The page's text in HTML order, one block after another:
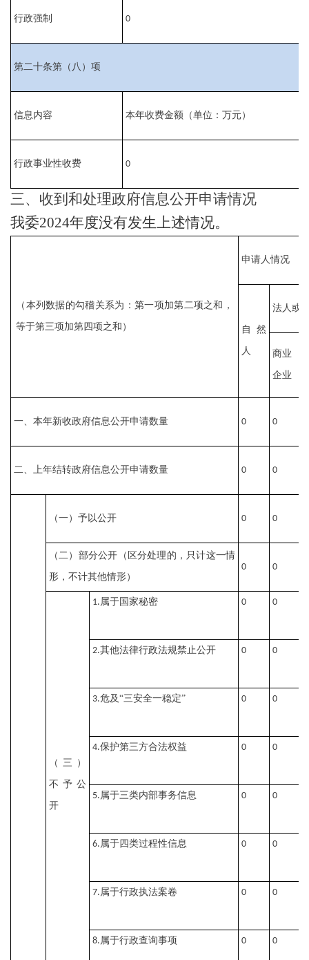
行政强制 0
第二十条第（八）项
信息内容 本年收费金额（单位：万元）
行政事业性收费 0
三、收到和处理政府信息公开申请情况
我委2024年度没有发生上述情况。
（本列数据的勾稽关系为：第一项加第二项之和，
等于第三项加第四项之和）
申请人情况
自然
人
法人或
商业
企业
一、本年新收政府信息公开申请数量 0 0
二、上年结转政府信息公开申请数量 0 0
（一）予以公开 0 0
（二）部分公开（区分处理的，只计这一情
形，不计其他情形）
0 0
（三）
不予公
开
1. 属于国家秘密 0 0
2.其他法律行政法规禁止公开 0 0
3.危及“三安全一稳定” 0 0
4.保护第三方合法权益 0 0
5. 属于三类内部事务信息 0 0
6. 属于四类过程性信息 0 0
7. 属于行政执法案卷 0 0
8. 属于行政查询事项 0 0